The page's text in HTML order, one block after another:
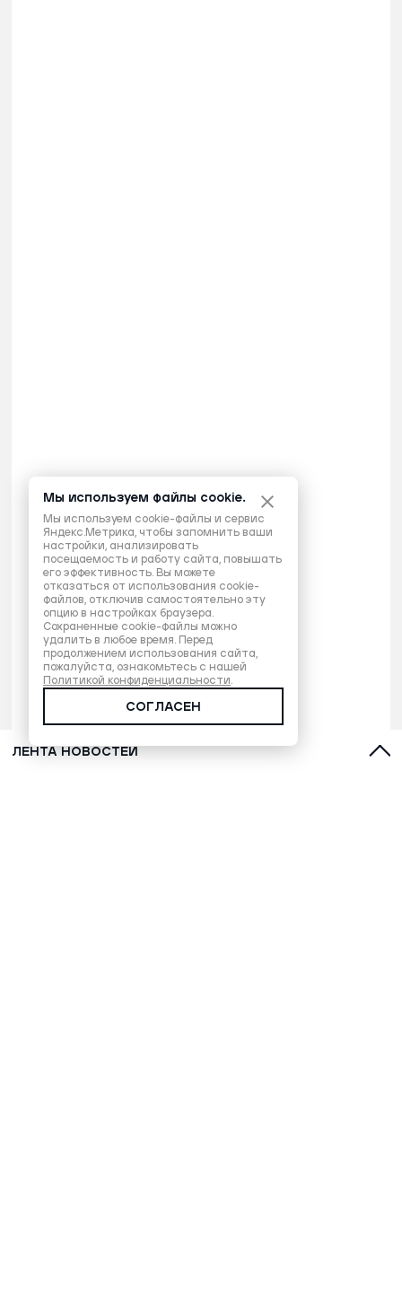
ЛЕНТА НОВОСТЕЙ
Мы используем файлы cookie.
Мы используем cookie-файлы и сервис
Яндекс.Метрика, чтобы запомнить ваши
настройки, анализировать
посещаемость и работу сайта, повышать
его эффективность. Вы можете
отказаться от использования cookie-
файлов, отключив самостоятельно эту
опцию в настройках браузера.
Сохраненные cookie-файлы можно
удалить в любое время. Перед
продолжением использования сайта,
пожалуйста, ознакомьтесь с нашей
Политикой конфиденциальности.
СОГЛАСЕН